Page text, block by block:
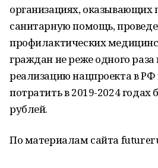
организациях, оказывающих
санитарную помощь,
профилактических
граждан не реже одного раза
реализацию нацпроекта в
потратить в 2019-2024 годах
рублей.
По материалам сайта